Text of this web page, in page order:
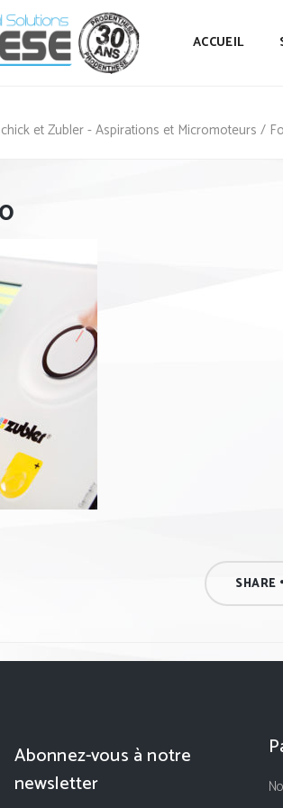
ACCUEIL
et Zubler - Aspirations et Micromoteurs /
SHARE
Abonnez-vous à notre
newsletter